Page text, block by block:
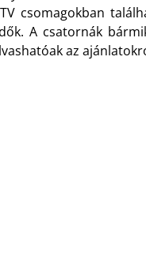
csomagokban
A csatornák
az